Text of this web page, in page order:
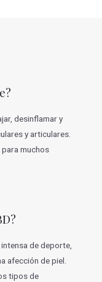
desinflamar y
y articulares.
para muchos
de deporte,
afección de piel.
tipos de